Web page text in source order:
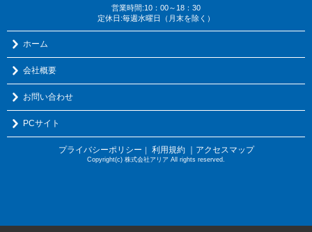
営業時間:10：00～18：30
定休日:毎週水曜日（月末を除く）
ホーム
会社概要
お問い合わせ
PCサイト
プライバシーポリシー 利用規約 ｜アクセスマップ
Copyright(c) 株式会社アリア All rights reserved.